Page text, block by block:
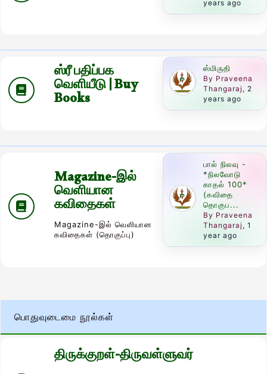
years ago
ஸ்ரீ பதிப்பக
வெளியீடு | Buy
Books
ஸ்மிருதி
By Praveena
Thangaraj , 2
years ago
Magazine-இல்
வெளியான
கவிதைகள்
Magazine-இல் வெளியான
கவிதைகள் (தொகுப்பு)
பால் நிலவு -
*நிலவோடு
காதல் 100*
(கவிதை
தொகுப...
By Praveena
Thangaraj , 1
year ago
பொதுவுடைமை நூல்கள்
திருக்குறள்-திருவள்ளுவர்